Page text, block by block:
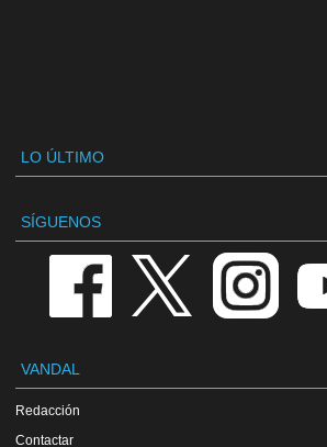
LO ÚLTIMO
SÍGUENOS
VANDAL
Redacción
Contactar